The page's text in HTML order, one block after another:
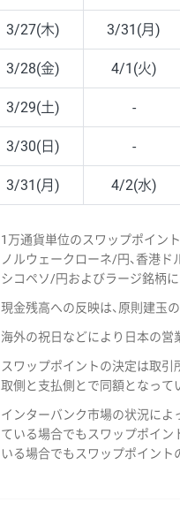
3/27(木) 3/31(月)
3/28(金) 4/1(火)
3/29(土) -
3/30(日) -
3/31(月) 4/2(水)
1万通貨単位のスワップポイン
ノルウェークローネ/円、香港ド
シコペソ/円およびラージ銘柄に
現金残高への反映は、原則建玉
海外の祝日などにより日本の営
スワップポイントの決定は取引
取側と支払側とで同額となって
インターバンク市場の状況によ
ている場合でもスワップポイン
いる場合でもスワップポイント